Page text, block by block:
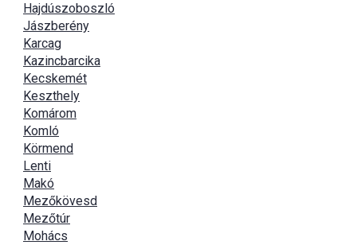
Hajdúszoboszló
Jászberény
Karcag
Kazincbarcika
Kecskemét
Keszthely
Komárom
Komló
Körmend
Lenti
Makó
Mezőkövesd
Mezőtúr
Mohács